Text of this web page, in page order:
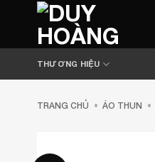
THƯƠNG HIỆU
TRANG CHỦ • ÁO THUN •